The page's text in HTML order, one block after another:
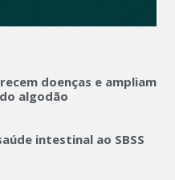
doenças e ampliam
algodão
intestinal ao SBSS